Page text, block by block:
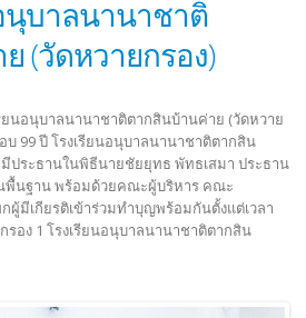
นุบาลนานาชาติ
(วัดหวายกรอง)
ยนอนุบาลนานาชาติตากสินบ้านค่าย (วัดหวาย
99 ปี โรงเรียนอนุบาลนานาชาติตากสิน
ประธานในพิธีนายชัยยุทธ พัทธเสมา ประธาน
นฐาน พร้อมด้วยคณะผู้บริหาร คณะ
ผู้มีเกียรติเข้าร่วมทำบุญพร้อมกันตั้งแต่เวลา
อง 1 โรงเรียนอนุบาลนานาชาติตากสิน